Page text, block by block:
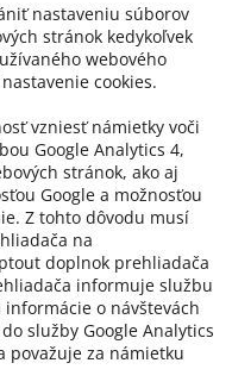
nastaveniu súborov
stránok kedykoľvek
webového
cookies.
vzniesť námietky voči
Google Analytics 4,
stránok, ako aj
Google a možnosťou
Z tohto dôvodu musí
na
doplnok prehliadača
informuje službu
informácie o návštevách
služby Google Analytics
považuje za námietku